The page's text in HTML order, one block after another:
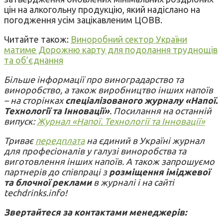
цін на алкогольну продукцію, який надіслано на
погодження усім зацікавленим ЦОВВ.
Читайте також: Виноробний сектор України
матиме Дорожню карту для подолання труднощів
та об’єднання
Більше інформації про виноградарство та
виноробство, а також виробництво інших напоїв
– на сторінкахспеціалізованого журналу «Напої.
Технології та Інновації». Посилання на останній
випуск: Журнал «Напої. Технології та Інновації»
Триває передплатана єдиний в Україні журнал
для професіоналів у галузі виноробства та
виготовлення інших напоїв. А також запрошуємо
партнерів до співпраці зрозміщення іміджевої
та блочної рекламив журналі і на сайті
techdrinks.info!
Звертайтеся за контактами менеджерів: